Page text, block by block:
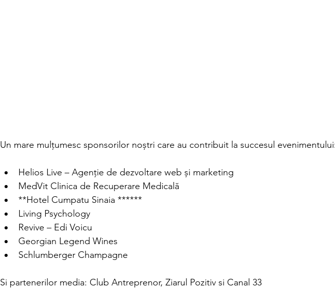
Un mare mulțumesc sponsorilor noștri care au contribuit la succesul evenimentului:
Helios Live – Agenție de dezvoltare web și marketing
MedVit Clinica de Recuperare Medicală
**Hotel Cumpatu Sinaia ******
Living Psychology
Revive – Edi Voicu
Georgian Legend Wines
Schlumberger Champagne
Si partenerilor media: Club Antreprenor, Ziarul Pozitiv si Canal 33